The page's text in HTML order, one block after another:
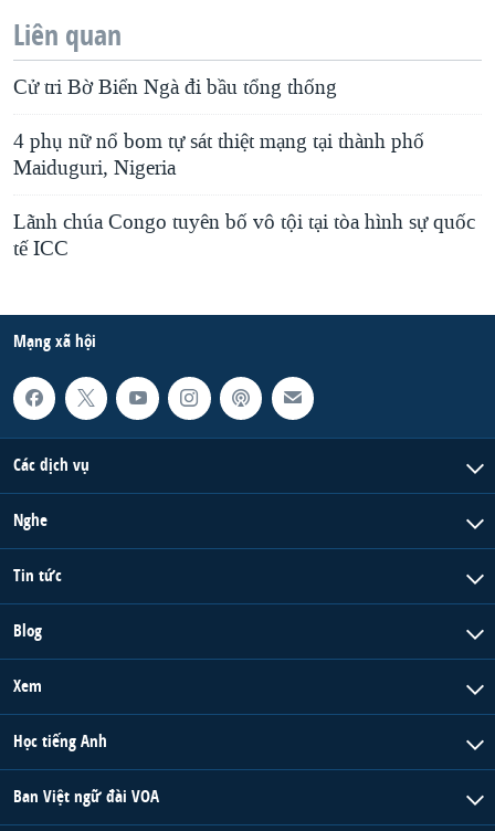
Liên quan
Cử tri Bờ Biển Ngà đi bầu tổng thống
4 phụ nữ nổ bom tự sát thiệt mạng tại thành phố
Maiduguri, Nigeria
Lãnh chúa Congo tuyên bố vô tội tại tòa hình sự quốc
tế ICC
Mạng xã hội
Các dịch vụ
Nghe
Tin tức
Blog
Xem
Học tiếng Anh
Ban Việt ngữ đài VOA